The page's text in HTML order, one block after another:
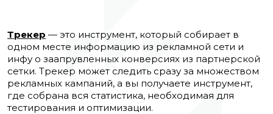
Трекер — это инструмент, который собирает в
одном месте информацию из рекламной сети и
инфу о заапрувленных конверсиях из партнерской
сетки. Трекер может следить сразу за множеством
рекламных кампаний, а вы получаете инструмент,
где собрана вся статистика, необходимая для
тестирования и оптимизации.